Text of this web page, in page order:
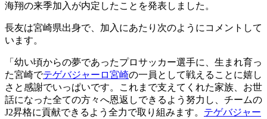
海翔の来季加入が内定したことを発表しました。
長友は宮崎県出身で、加入にあたり次のようにコメントして
います。
「幼い頃からの夢であったプロサッカー選手に、生まれ育っ
た宮崎でテゲバジャーロ宮崎の一員として戦えることに嬉し
さと感謝でいっぱいです。これまで支えてくれた家族、お世
話になった全ての方々へ恩返しできるよう努力し、チームの
J2昇格に貢献できるよう全力で取り組みます。 テゲバジャー